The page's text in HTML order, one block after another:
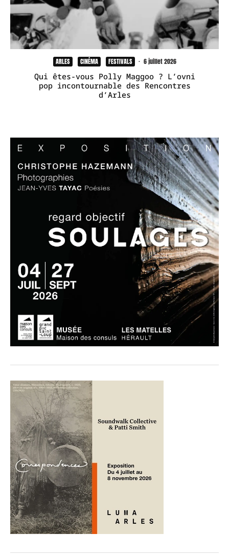
ARLES CINÉMA FESTIVALS · 6 juillet 2026
Qui êtes-vous Polly Maggoo ? L’ovni
pop incontournable des Rencontres
d’Arles